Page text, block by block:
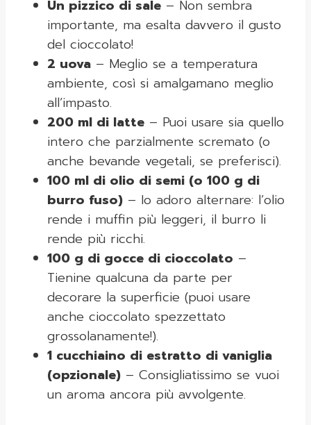
Un pizzico di sale – Non sembra
importante, ma esalta davvero il gusto
del cioccolato!
2 uova – Meglio se a temperatura
ambiente, così si amalgamano meglio
all’impasto.
200 ml di latte – Puoi usare sia quello
intero che parzialmente scremato (o
anche bevande vegetali, se preferisci).
100 ml di olio di semi (o 100 g di
burro fuso) – Io adoro alternare: l’olio
rende i muffin più leggeri, il burro li
rende più ricchi.
100 g di gocce di cioccolato –
Tienine qualcuna da parte per
decorare la superficie (puoi usare
anche cioccolato spezzettato
grossolanamente!).
1 cucchiaino di estratto di vaniglia
(opzionale) – Consigliatissimo se vuoi
un aroma ancora più avvolgente.